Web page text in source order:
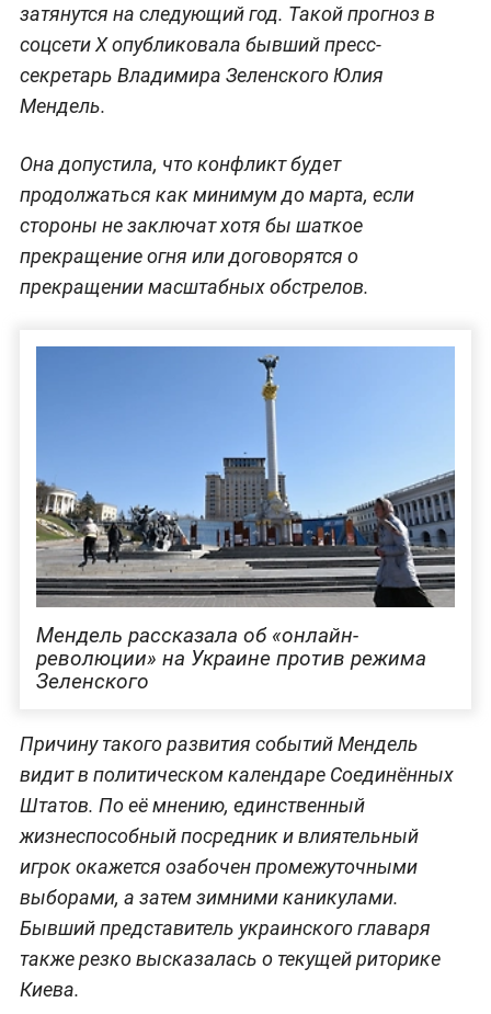
затянутся на следующий год. Такой прогноз в
соцсети X опубликовала бывший пресс-
секретарь Владимира Зеленского Юлия
Мендель.
Она допустила, что конфликт будет
продолжаться как минимум до марта, если
стороны не заключат хотя бы шаткое
прекращение огня или договорятся о
прекращении масштабных обстрелов.
Мендель рассказала об «онлайн-
революции» на Украине против режима
Зеленского
Причину такого развития событий Мендель
видит в политическом календаре Соединённых
Штатов. По её мнению, единственный
жизнеспособный посредник и влиятельный
игрок окажется озабочен промежуточными
выборами, а затем зимними каникулами.
Бывший представитель украинского главаря
также резко высказалась о текущей риторике
Киева.